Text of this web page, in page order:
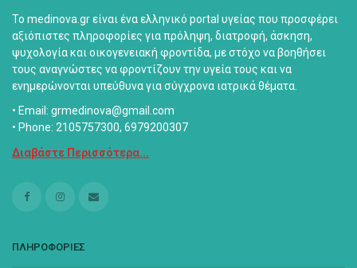
Το medinova.gr είναι ένα ελληνικό portal υγείας που προσφέρει
αξιόπιστες πληροφορίες για πρόληψη, διατροφή, άσκηση,
ψυχολογία και οικογενειακή φροντίδα, με στόχο να βοηθήσει
τους αναγνώστες να φροντίζουν την υγεία τους και να
ενημερώνονται υπεύθυνα για σύγχρονα ιατρικά θέματα.
• Email: grmedinova@gmail.com
• Phone: 2105757300, 6979200307
Διαβάστε Περισσότερα...
ΠΛΗΡΟΦΟΡΙΕΣ